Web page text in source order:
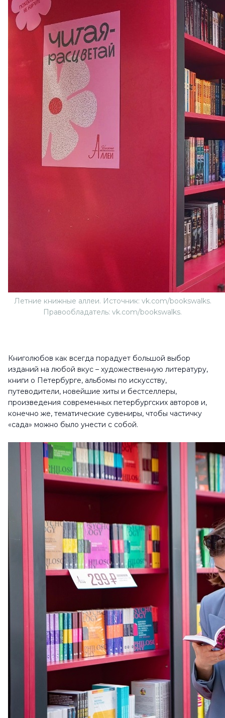
Летние книжные аллеи. Источник: vk.com/bookswalks.
Правообладатель: vk.com/bookswalks.
Книголюбов как всегда порадует большой выбор
изданий на любой вкус – художественную литературу,
книги о Петербурге, альбомы по искусству,
путеводители, новейшие хиты и бестселлеры,
произведения современных петербургских авторов и,
конечно же, тематические сувениры, чтобы частичку
«сада» можно было унести с собой.